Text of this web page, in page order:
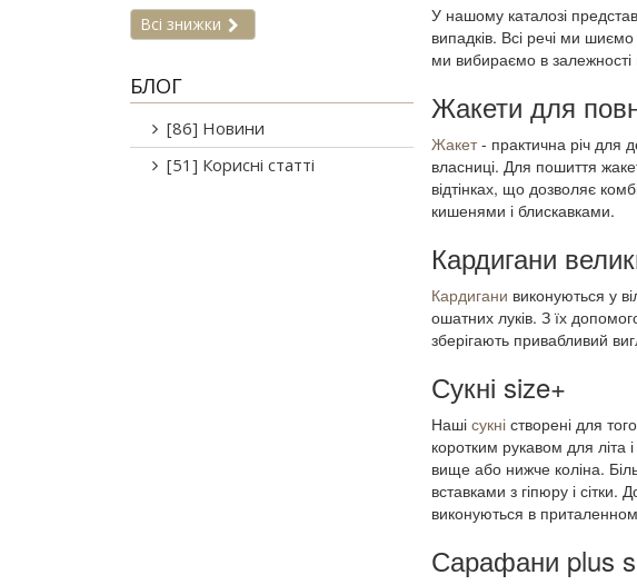
Всі знижки
БЛОГ
[86] Новини
[51] Корисні статті
У нашому каталозі
випадків. Всі речі ми
ми вибираємо в залежності
Жакети для
Жакет- практична річ для
власниці. Для пошиття
відтінках, що дозволяє
кишенями і блискавками.
Кардигани
Кардигани виконуються у
ошатних луків. З їх
зберігають привабливий
Сукні size+
Наші сукні створені для
коротким рукавом для літа
вище або нижче коліна.
вставками з гіпюру і
виконуються в
Сарафани plus